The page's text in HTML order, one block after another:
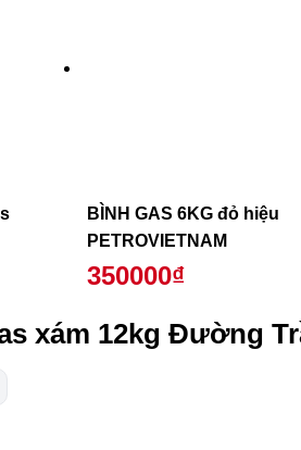
BÌNH GAS 6KG đỏ hiệu
PETROVIETNAM
350000₫
xám 12kg Đường